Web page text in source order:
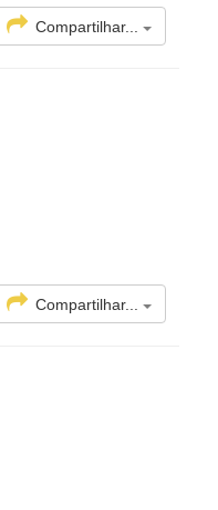
Compartilhar...
Compartilhar...